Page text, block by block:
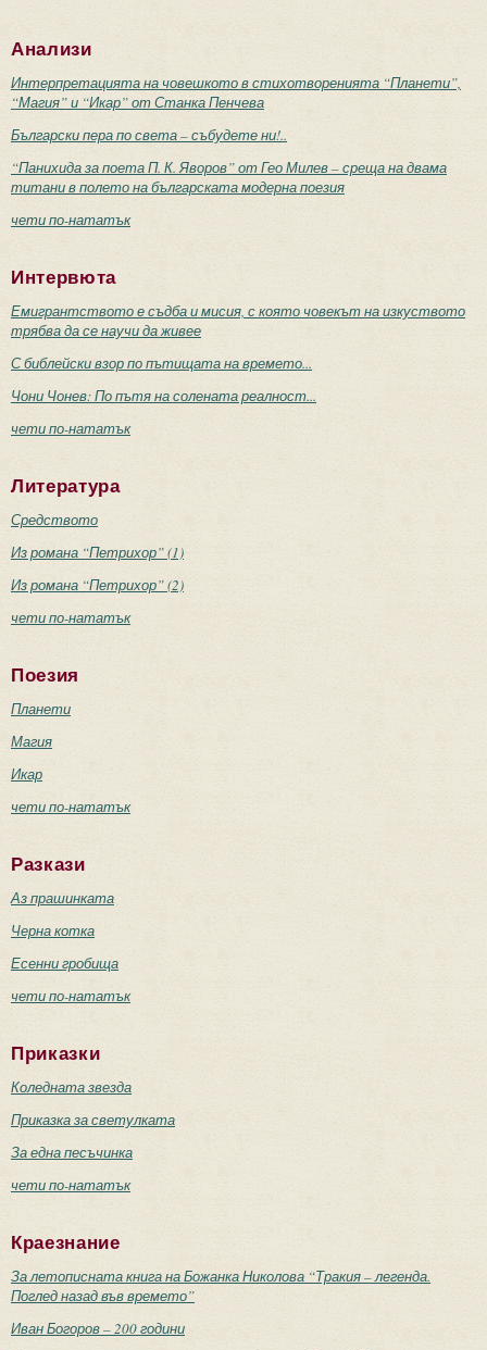
Анализи
Интерпретацията на човешкото в стихотворенията “Планети”,
“Магия” и “Икар” от Станка Пенчева
Български пера по света – събудете ни!..
“Панихида за поета П. К. Яворов” от Гео Милев – среща на двама
титани в полето на българската модерна поезия
чети по-нататък
Интервюта
Емигрантството е съдба и мисия, с която човекът на изкуството
трябва да се научи да живее
С библейски взор по пътищата на времето...
Чони Чонев: По пътя на солената реалност...
чети по-нататък
Литература
Средството
Из романа “Петрихор” (1)
Из романа “Петрихор” (2)
чети по-нататък
Поезия
Планети
Магия
Икар
чети по-нататък
Разкази
Аз прашинката
Черна котка
Есенни гробища
чети по-нататък
Приказки
Коледната звезда
Приказка за светулката
За една песъчинка
чети по-нататък
Краезнание
За летописната книга на Божанка Николова “Тракия – легенда.
Поглед назад във времето”
Иван Богоров – 200 години